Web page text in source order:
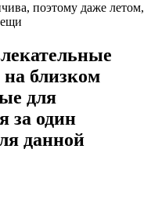
поэтому даже летом,
близком
для
за один
данной